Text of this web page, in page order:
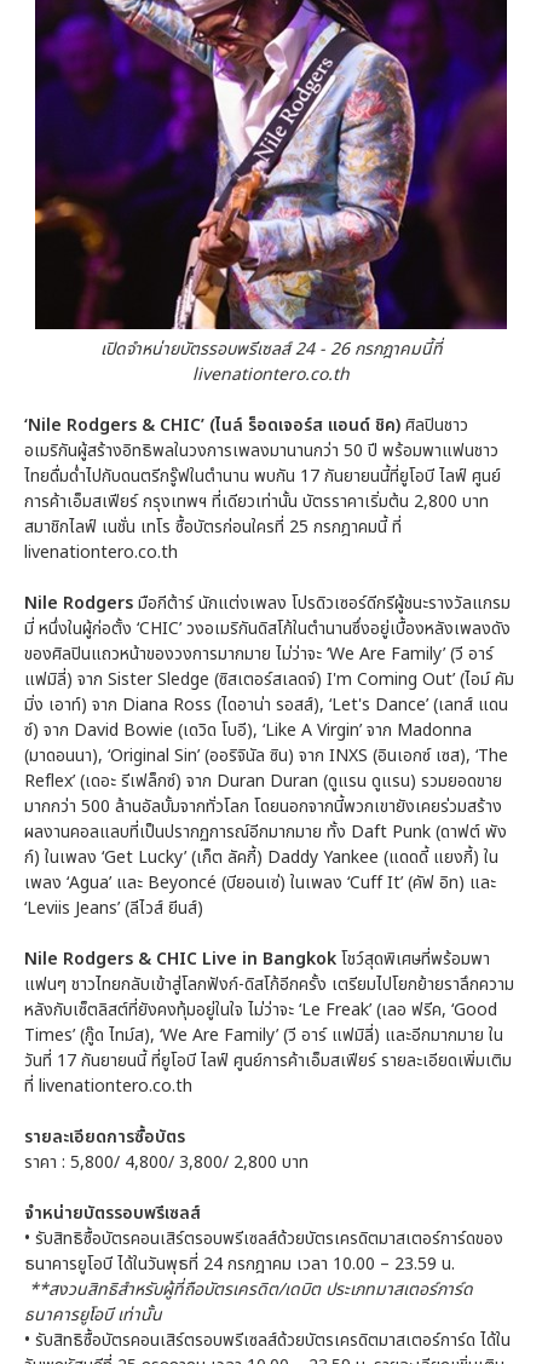
เปิดจำหน่ายบัตรรอบพรีเซลส์ 24 - 26 กรกฎาคมนี้ที่
livenationtero.co.th
‘Nile Rodgers & CHIC’ (ไนล์ ร็อดเจอร์ส แอนด์ ชิค)ศิลปินชาว
อเมริกันผู้สร้างอิทธิพลในวงการเพลงมานานกว่า 50 ปี พร้อมพาแฟนชาว
ไทยดื่มด่ำไปกับดนตรีกรู๊ฟในตำนาน พบกัน 17 กันยายนนี้ที่ยูโอบี ไลฟ์ ศูนย์
การค้าเอ็มสเฟียร์ กรุงเทพฯ ที่เดียวเท่านั้น บัตรราคาเริ่มต้น 2,800 บาท
สมาชิกไลฟ์ เนชั่น เทโร ซื้อบัตรก่อนใครที่ 25 กรกฎาคมนี้ ที่
livenationtero.co.th
Nile Rodgersมือกีต้าร์ นักแต่งเพลง โปรดิวเซอร์ดีกรีผู้ชนะรางวัลแกรม
มี่ หนึ่งในผู้ก่อตั้ง ‘CHIC’ วงอเมริกันดิสโก้ในตำนานซึ่งอยู่เบื้องหลังเพลงดัง
ของศิลปินแถวหน้าของวงการมากมาย ไม่ว่าจะ ‘We Are Family’ (วี อาร์
แฟมิลี่) จาก Sister Sledge (ซิสเตอร์สเลดจ์) I'm Coming Out’ (ไอม์ คัม
มิ่ง เอาท์) จาก Diana Ross (ไดอาน่า รอสส์), ‘Let's Dance’ (เลทส์ แดน
ซ์) จาก David Bowie (เดวิด โบอี), ‘Like A Virgin’ จาก Madonna
(มาดอนนา), ‘Original Sin’ (ออริจินัล ซิน) จาก INXS (อินเอกซ์ เซส), ‘The
Reflex’ (เดอะ รีเฟล็กซ์) จาก Duran Duran (ดูแรน ดูแรน) รวมยอดขาย
มากกว่า 500 ล้านอัลบั้มจากทั่วโลก โดยนอกจากนี้พวกเขายังเคยร่วมสร้าง
ผลงานคอลแลบที่เป็นปรากฏการณ์อีกมากมาย ทั้ง Daft Punk (ดาฟต์ พัง
ก์) ในเพลง ‘Get Lucky’ (เก็ต ลัคกี้) Daddy Yankee (แดดดี้ แยงกี้) ใน
เพลง ‘Agua’ และ Beyoncé (บียอนเซ่) ในเพลง ‘Cuff It’ (คัฟ อิท) และ
‘Leviis Jeans’ (ลีไวส์ ยีนส์)
Nile Rodgers & CHIC Live in Bangkokโชว์สุดพิเศษที่พร้อมพา
แฟนๆ ชาวไทยกลับเข้าสู่โลกฟังก์-ดิสโก้อีกครั้ง เตรียมไปโยกย้ายราลึกความ
หลังกับเซ็ตลิสต์ที่ยังคงทุ้มอยู่ในใจ ไม่ว่าจะ ‘Le Freak’ (เลอ ฟรีค, ‘Good
Times’ (กู๊ด ไทม์ส), ‘We Are Family’ (วี อาร์ แฟมิลี่) และอีกมากมาย ใน
วันที่ 17 กันยายนนี้ ที่ยูโอบี ไลฟ์ ศูนย์การค้าเอ็มสเฟียร์ รายละเอียดเพิ่มเติม
ที่ livenationtero.co.th
รายละเอียดการซื้อบัตร
ราคา : 5,800/ 4,800/ 3,800/ 2,800 บาท
จำหน่ายบัตรรอบพรีเซลส์
• รับสิทธิซื้อบัตรคอนเสิร์ตรอบพรีเซลส์ด้วยบัตรเครดิตมาสเตอร์การ์ดของ
ธนาคารยูโอบี ได้ในวันพุธที่ 24 กรกฎาคม เวลา 10.00 – 23.59 น.
**สงวนสิทธิสำหรับผู้ที่ถือบัตรเครดิต/เดบิต ประเภทมาสเตอร์การ์ด
ธนาคารยูโอบี เท่านั้น
• รับสิทธิซื้อบัตรคอนเสิร์ตรอบพรีเซลส์ด้วยบัตรเครดิตมาสเตอร์การ์ด ได้ใน